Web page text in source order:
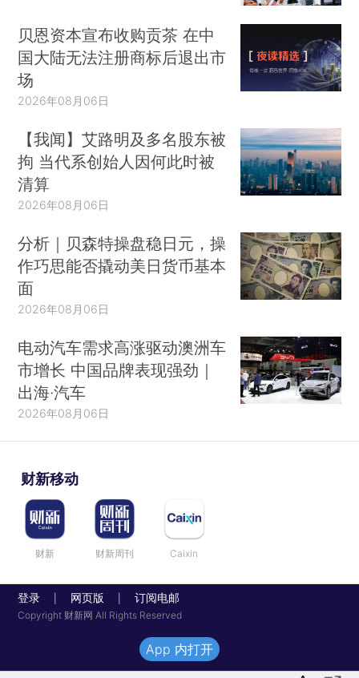
贝恩资本宣布收购贡茶 在中
国大陆无法注册商标后退出市
场
2026年08月06日
【我闻】艾路明及多名股东被
拘 当代系创始人因何此时被
清算
2026年08月06日
分析｜贝森特操盘稳日元，操
作巧思能否撬动美日货币基本
面
2026年08月06日
电动汽车需求高涨驱动澳洲车
市增长 中国品牌表现强劲｜
出海·汽车
2026年08月06日
财新移动
财新 财新周刊 Caixin
登录 网页版 订阅电邮
Copyright 财新网 All Rights Reserved
App 内打开